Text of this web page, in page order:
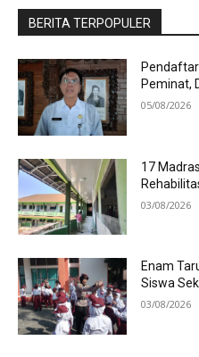
BERITA TERPOPULER
Peminat,
05/08/2026
17
03/08/2026
Enam
Siswa
03/08/2026